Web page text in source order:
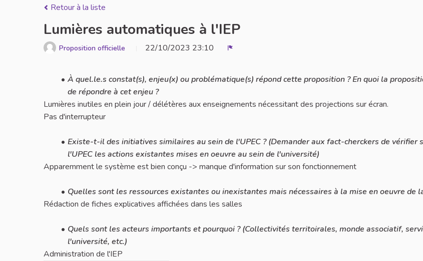
Retour à la liste
Lumières automatiques à l'IEP
Proposition officielle 22/10/2023 23:10
À quel.le.s constat(s), enjeu(x) ou problématique(s) répond cette proposition ? En quoi la
de répondre à cet enjeu ?
Lumières inutiles en plein jour / délétères aux enseignements nécessitant des projections sur écran.
Pas d'interrupteur
Existe-t-il des initiatives similaires au sein de l'UPEC ? (Demander aux fact-cherckers de vérifier
l'UPEC les actions existantes mises en oeuvre au sein de l'université)
Apparemment le système est bien conçu -> manque d'information sur son fonctionnement
Quelles sont les ressources existantes ou inexistantes mais nécessaires à la mise en oeuvre de
Rédaction de fiches explicatives affichées dans les salles
Quels sont les acteurs importants et pourquoi ? (Collectivités territoirales, monde associatif,
l'université, etc.)
Administration de l'IEP